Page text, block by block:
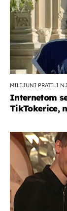
MILIJUNI PRATILI
Internetom
TikTokerice,